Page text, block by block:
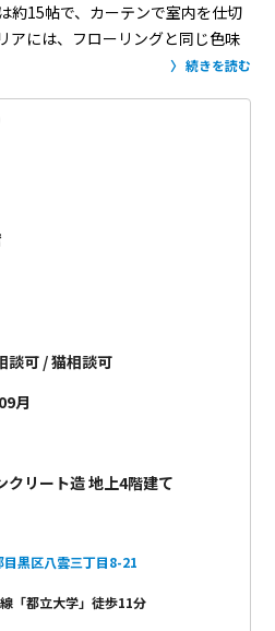
約15帖で、カーテンで室内を仕切
アには、フローリングと同じ色味
のはいかがでしょうか。 観葉植物
ターで頂くご飯、お店で食事をし
な空間。
部屋タイプ。
のディナーや、休日のお出かけが
いでのお引越しをご検討中の方、
続きを読む
談可 / 猫相談可
月
クリート造 地上4階建て
目黒区八雲三丁目8-21
「都立大学」徒歩11分